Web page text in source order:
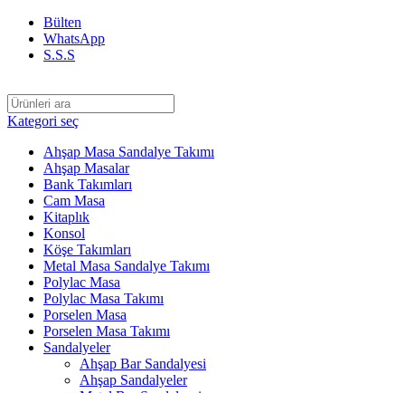
Bülten
WhatsApp
S.S.S
Kategori seç
Ahşap Masa Sandalye Takımı
Ahşap Masalar
Bank Takımları
Cam Masa
Kitaplık
Konsol
Köşe Takımları
Metal Masa Sandalye Takımı
Polylac Masa
Polylac Masa Takımı
Porselen Masa
Porselen Masa Takımı
Sandalyeler
Ahşap Bar Sandalyesi
Ahşap Sandalyeler